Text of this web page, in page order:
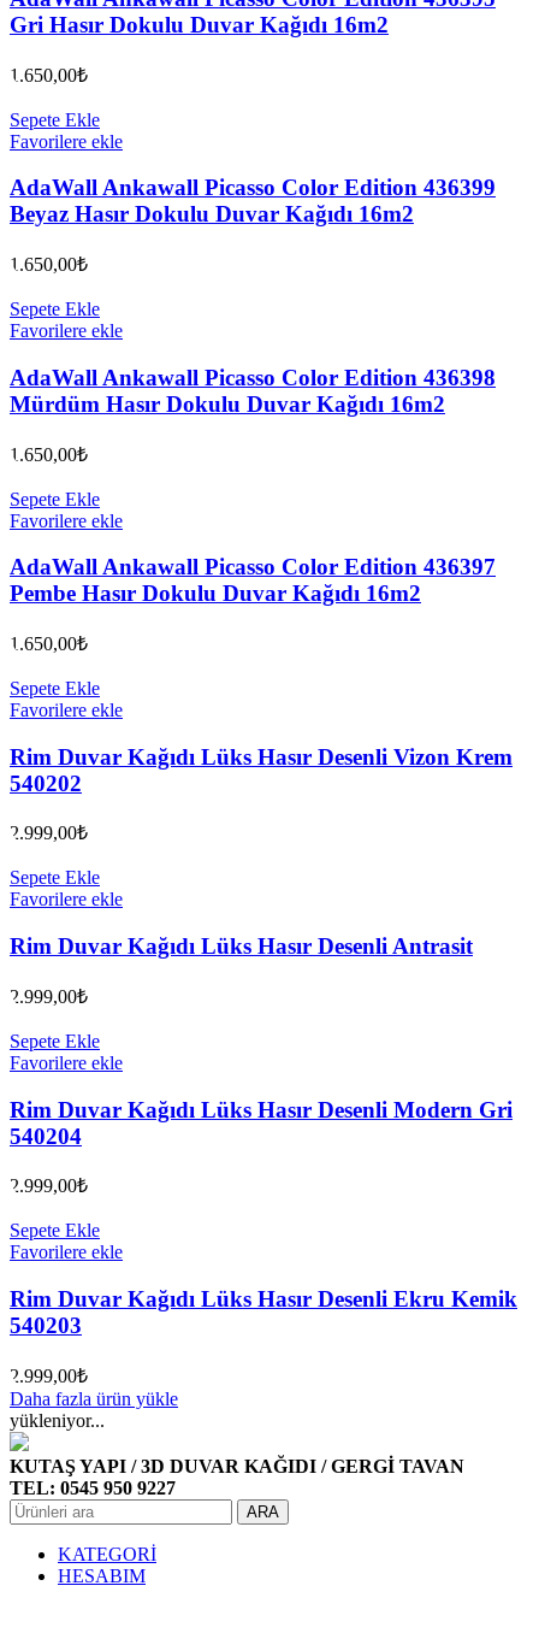
Gri Hasır Dokulu Duvar Kağıdı 16m2
1.650,00₺
Sepete Ekle
Favorilere ekle
AdaWall Ankawall Picasso Color Edition 436399
Beyaz Hasır Dokulu Duvar Kağıdı 16m2
1.650,00₺
Sepete Ekle
Favorilere ekle
AdaWall Ankawall Picasso Color Edition 436398
Mürdüm Hasır Dokulu Duvar Kağıdı 16m2
1.650,00₺
Sepete Ekle
Favorilere ekle
AdaWall Ankawall Picasso Color Edition 436397
Pembe Hasır Dokulu Duvar Kağıdı 16m2
1.650,00₺
Sepete Ekle
Favorilere ekle
Rim Duvar Kağıdı Lüks Hasır Desenli Vizon Krem
540202
2.999,00₺
Sepete Ekle
Favorilere ekle
Rim Duvar Kağıdı Lüks Hasır Desenli Antrasit
2.999,00₺
Sepete Ekle
Favorilere ekle
Rim Duvar Kağıdı Lüks Hasır Desenli Modern Gri
540204
2.999,00₺
Sepete Ekle
Favorilere ekle
Rim Duvar Kağıdı Lüks Hasır Desenli Ekru Kemik
540203
2.999,00₺
Daha fazla ürün yükle
yükleniyor...
KUTAŞ YAPI / 3D DUVAR KAĞIDI / GERGİ TAVAN
TEL: 0545 950 9227
ARA
KATEGORİ
HESABIM